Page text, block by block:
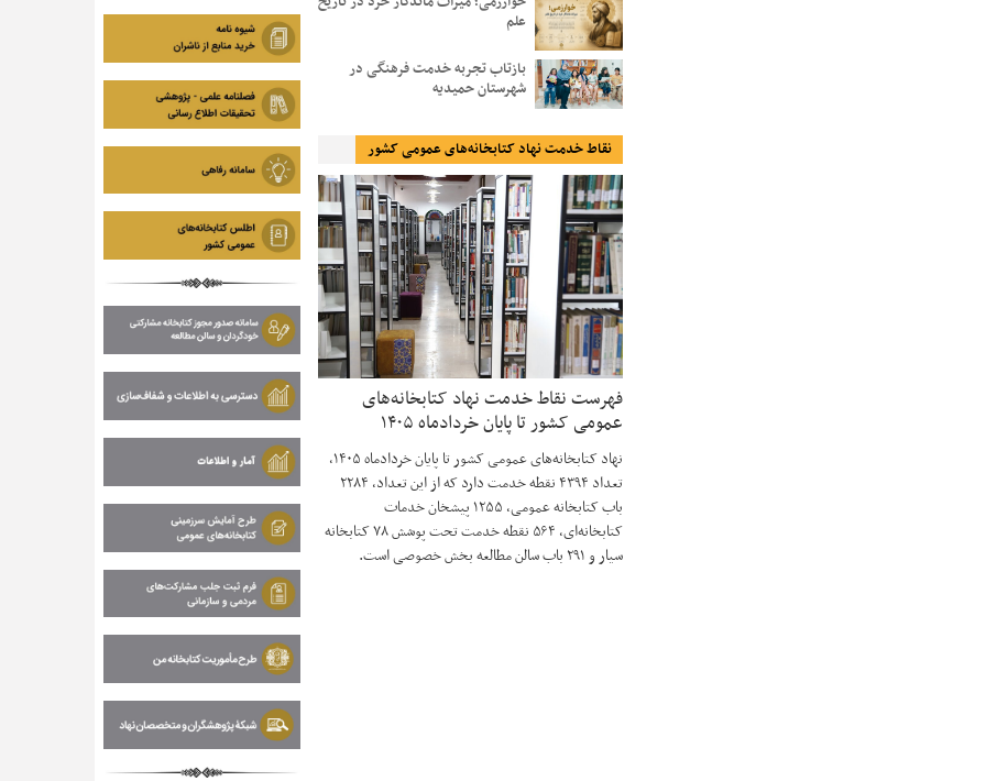
علم
بازتاب تجربه خدمت فرهنگی در
شهرستان حمیدیه
نقاط خدمت نهاد کتابخانه‌های عمومی کشور
فهرست نقاط خدمت نهاد کتابخانه‌های
عمومی کشور تا پایان خردادماه ۱۴۰۵
نهاد کتابخانه‌های عمومی کشور تا پایان خردادماه ۱۴۰۵،
تعداد ۴۳۹۴ نقطه خدمت دارد که از این تعداد، ۲۲۸۴
باب کتابخانه عمومی، ۱۲۵۵ پیشخان خدمات
کتابخانه‌ای، ۵۶۴ نقطه خدمت تحت پوشش ۷۸ کتابخانه
سیار و ۲۹۱ باب سالن مطالعه بخش خصوصی است.